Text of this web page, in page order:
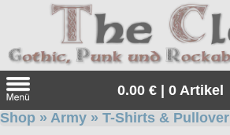
0.00 € | 0 Artikel
Shop » Army » T-Shirts & Pullover